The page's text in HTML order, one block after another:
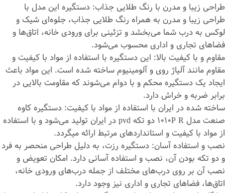
طراحی زیبا و مدرن با رنگ طلایی جذاب: دستگیره این مدل با
طراحی زیبا و مدرن به همراه رنگ طلایی جذاب، جلوه‌ای شیک و
لوکس به درب شما می‌بخشد و تزئینی برای ورودی خانه، اتاق‌ها و
فضاهای تجاری و اداری محسوب می‌شود.
مقاوم و با کیفیت بالا: این دستگیره با استفاده از مواد با کیفیت و
مقاوم مانند آلیاژ روی و آلومینیوم ساخته شده است. این مواد باعث
ایجاد یک دستگیره محکم و با دوام می‌شوند که مقاومت بالایی در
برابر ضربه و خراش دارد.
ساخته شده در ایران با استفاده از مواد با کیفیت: دستگیره کاوه
صنعت مدل 1010P R دو تکه pvd در ایران تولید می‌شود و با استفاده
از مواد با کیفیت و استانداردهای مرتبط ارائه می‎گردد.
نصب و استفاده آسان: دستگیره رزت، به دلیل طراحی منحصر به فرد
و دو تکه بودن آن، نصب و استفاده آسانی دارد. امکان تعویض و
نصب آن بر روی درب‌های مختلف از جمله درب‌های ورودی خانه،
اتاق‌ها، فضاهای تجاری و اداری نیز وجود دارد.